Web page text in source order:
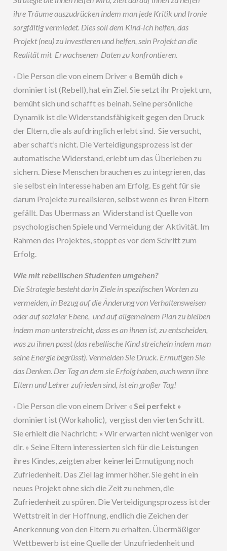
ihre Träume auszudrücken indem man jede Kritik und Ironie
sorgfältig vermiedet. Dies soll dem Kind-Ich helfen, das
Projekt (neu) zu investieren und helfen, sein Projekt an die
Realität mit Erwachsenen Daten zu konfrontieren.
· Die Person die von einem Driver « Bemüh dich »
dominiert ist (Rebell), hat ein Ziel. Sie setzt ihr Projekt um,
bemüht sich und schafft es beinah. Seine persönliche
Dynamik ist die Widerstandsfähigkeit gegen den Druck
der Eltern, die als aufdringlich erlebt sind. Sie versucht,
aber schaft’s nicht. Die Verteidigungsprozess ist der
automatische Widerstand, erlebt um das Überleben zu
sichern. Diese Menschen brauchen es zu integrieren, das
sie selbst ein Interesse haben am Erfolg. Es geht für sie
darum Projekte zu realisieren, selbst wenn es ihren Eltern
gefällt. Das Ubermass an Widerstand ist Quelle von
psychologischen Spiele und Vermeidung der Aktivität. Im
Rahmen des Projektes, stoppt es vor dem Schritt zum
Erfolg.
Wie mit rebellischen Studenten umgehen?
Die Strategie besteht darin Ziele in spezifischen Worten zu
vermeiden, in Bezug auf die Änderung von Verhaltensweisen
oder auf sozialer Ebene, und auf allgemeinem Plan zu bleiben
indem man unterstreicht, dass es an ihnen ist, zu entscheiden,
was zu ihnen passt (das rebellische Kind streicheln indem man
seine Energie begrüsst). Vermeiden Sie Druck. Ermutigen Sie
das Denken. Der Tag an dem sie Erfolg haben, auch wenn ihre
Eltern und Lehrer zufrieden sind, ist ein großer Tag!
· Die Person die von einem Driver «Sei perfekt »
dominiert ist (Workaholic), vergisst den vierten Schritt.
Sie erhielt die Nachricht: « Wir erwarten nicht weniger von
dir. » Seine Eltern interessierten sich für die Leistungen
ihres Kindes, zeigten aber keinerlei Ermutigung noch
Zufriedenheit. Das Ziel lag immer höher. Sie geht in ein
neues Projekt ohne sich die Zeit zu nehmen, die
Zufriedenheit zu spüren. Die Verteidigungsprozess ist der
Wettstreit in der Hoffnung, endlich die Zeichen der
Anerkennung von den Eltern zu erhalten. Übermäßiger
Wettbewerb ist eine Quelle der Unzufriedenheit und